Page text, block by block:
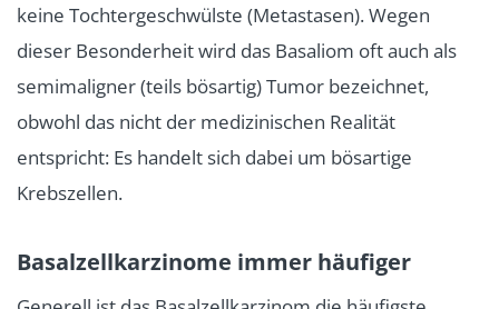
keine Tochtergeschwülste (Metastasen). Wegen
dieser Besonderheit wird das Basaliom oft auch als
semimaligner (teils bösartig) Tumor bezeichnet,
obwohl das nicht der medizinischen Realität
entspricht: Es handelt sich dabei um bösartige
Krebszellen.
Basalzellkarzinome immer häufiger